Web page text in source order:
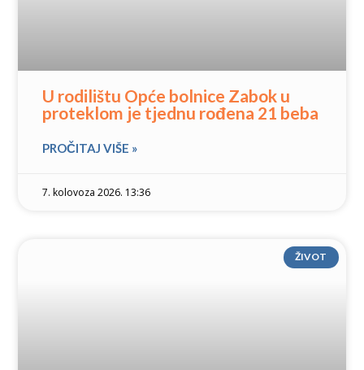
U rodilištu Opće bolnice Zabok u
proteklom je tjednu rođena 21 beba
PROČITAJ VIŠE »
7. kolovoza 2026. 13:36
ŽIVOT